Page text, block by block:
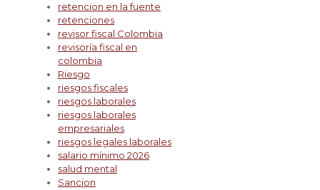
retencion en la fuente
retenciones
revisor fiscal Colombia
revisoría fiscal en
colombia
Riesgo
riesgos fiscales
riesgos laborales
riesgos laborales
empresariales
riesgos legales laborales
salario mínimo 2026
salud mental
Sancion